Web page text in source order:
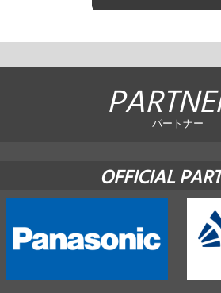
パートナー
OFFICIAL